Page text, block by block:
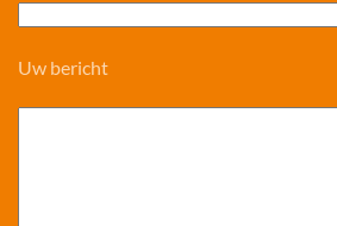
Uw bericht